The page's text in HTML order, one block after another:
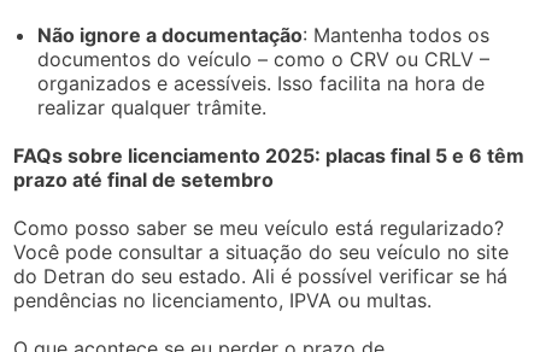
Não ignore a documentação: Mantenha todos os
documentos do veículo – como o CRV ou CRLV –
organizados e acessíveis. Isso facilita na hora de
realizar qualquer trâmite.
FAQs sobre licenciamento 2025: placas final 5 e 6 têm
prazo até final de setembro
Como posso saber se meu veículo está regularizado?
Você pode consultar a situação do seu veículo no site
do Detran do seu estado. Ali é possível verificar se há
pendências no licenciamento, IPVA ou multas.